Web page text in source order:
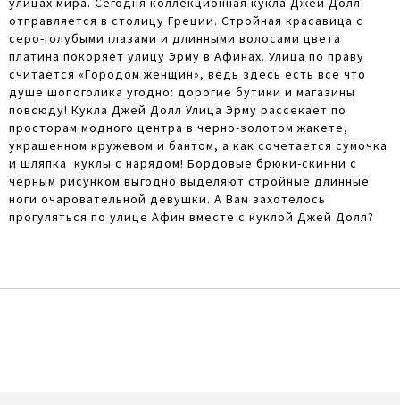
отправляется в столицу Греции. Стройная красавица с
серо-голубыми глазами и длинными волосами цвета
платина покоряет улицу Эрму в Афинах. Улица по праву
считается «Городом женщин», ведь здесь есть все что
душе шопоголика угодно: дорогие бутики и магазины
повсюду! Кукла Джей Долл Улица Эрму рассекает по
просторам модного центра в черно-золотом жакете,
украшенном кружевом и бантом, а как сочетается сумочка
и шляпка куклы с нарядом! Бордовые брюки-скинни с
черным рисунком выгодно выделяют стройные длинные
ноги очаровательной девушки. А Вам захотелось
прогуляться по улице Афин вместе с куклой Джей Долл?